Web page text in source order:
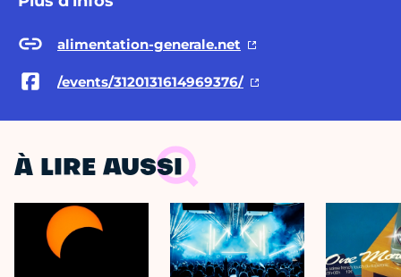
alimentation-generale.net
/events/3120131614969376/
À LIRE AUSSI